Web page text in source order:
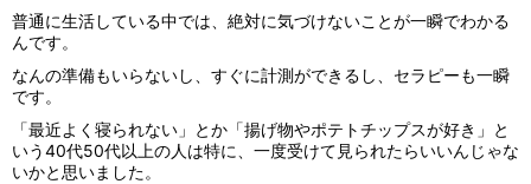
普通に生活している中では、絶対に気づけないことが一瞬でわかる
んです。
なんの準備もいらないし、すぐに計測ができるし、セラピーも一瞬
です。
「最近よく寝られない」とか「揚げ物やポテトチップスが好き」と
いう40代50代以上の人は特に、一度受けて見られたらいいんじゃな
いかと思いました。